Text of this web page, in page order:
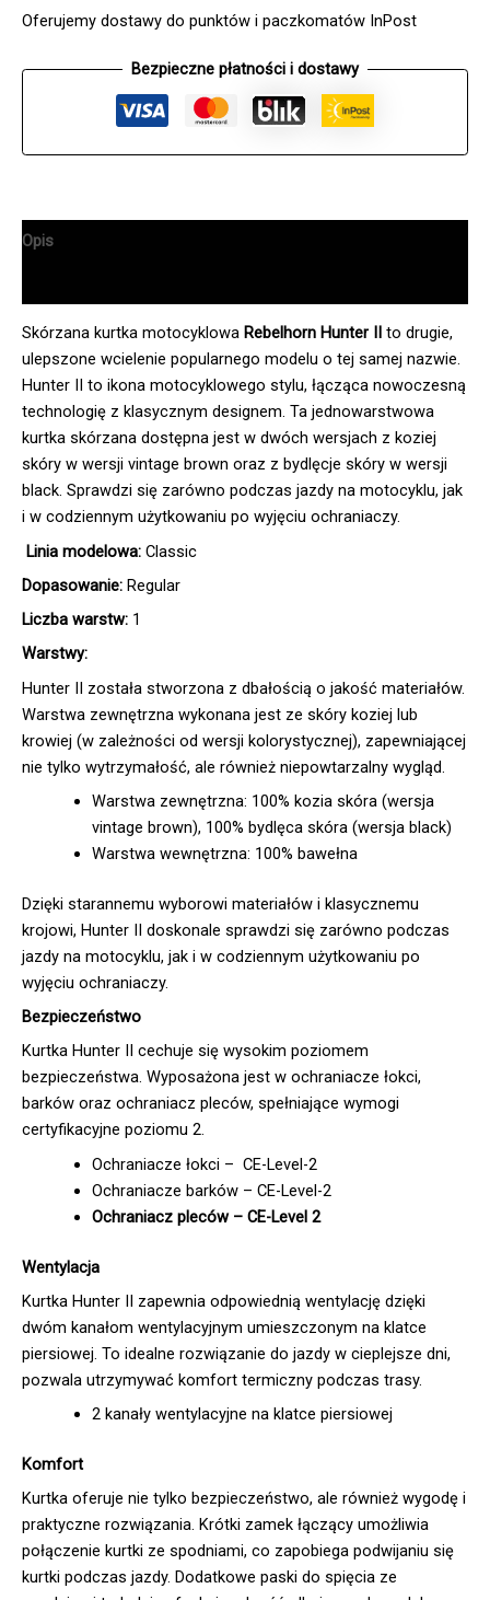
Oferujemy dostawy do punktów i paczkomatów InPost
Bezpieczne płatności i dostawy
Opis
Skórzana kurtka motocyklowa Rebelhorn Hunter II
to drugie,
ulepszone wcielenie popularnego modelu o tej samej nazwie.
Hunter II to ikona motocyklowego stylu, łącząca nowoczesną
technologię z klasycznym designem. Ta jednowarstwowa
kurtka skórzana dostępna jest w dwóch wersjach z koziej
skóry w wersji vintage brown oraz z bydlęcje skóry w wersji
black. Sprawdzi się zarówno podczas jazdy na motocyklu, jak
i w codziennym użytkowaniu po wyjęciu ochraniaczy.
Linia modelowa: Classic
Dopasowanie: Regular
Liczba warstw: 1
Warstwy:
Hunter II została stworzona z dbałością o jakość materiałów.
Warstwa zewnętrzna wykonana jest ze skóry koziej lub
krowiej (w zależności od wersji kolorystycznej), zapewniającej
nie tylko wytrzymałość, ale również niepowtarzalny wygląd.
Warstwa zewnętrzna: 100% kozia skóra (wersja
vintage brown), 100% bydlęca skóra (wersja black)
Warstwa wewnętrzna: 100% bawełna
Dzięki starannemu wyborowi materiałów i klasycznemu
krojowi, Hunter II doskonale sprawdzi się zarówno podczas
jazdy na motocyklu, jak i w codziennym użytkowaniu po
wyjęciu ochraniaczy.
Bezpieczeństwo
Kurtka Hunter II cechuje się wysokim poziomem
bezpieczeństwa. Wyposażona jest w ochraniacze łokci,
barków oraz ochraniacz pleców, spełniające wymogi
certyfikacyjne poziomu 2.
Ochraniacze łokci – CE-Level-2
Ochraniacze barków – CE-Level-2
Ochraniacz pleców – CE-Level 2
Wentylacja
Kurtka Hunter II zapewnia odpowiednią wentylację dzięki
dwóm kanałom wentylacyjnym umieszczonym na klatce
piersiowej. To idealne rozwiązanie do jazdy w cieplejsze dni,
pozwala utrzymywać komfort termiczny podczas trasy.
2 kanały wentylacyjne na klatce piersiowej
Komfort
Kurtka oferuje nie tylko bezpieczeństwo, ale również wygodę i
praktyczne rozwiązania. Krótki zamek łączący umożliwia
połączenie kurtki ze spodniami, co zapobiega podwijaniu się
kurtki podczas jazdy. Dodatkowe paski do spięcia ze